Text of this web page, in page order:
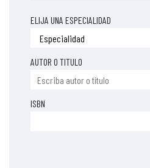
ELIJA UNA ESPECIALIDAD
AUTOR O TITULO
ISBN